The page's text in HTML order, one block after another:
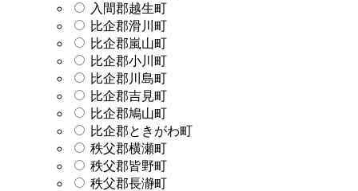
入間郡越生町
比企郡滑川町
比企郡嵐山町
比企郡小川町
比企郡川島町
比企郡吉見町
比企郡鳩山町
比企郡ときがわ町
秩父郡横瀬町
秩父郡皆野町
秩父郡長瀞町